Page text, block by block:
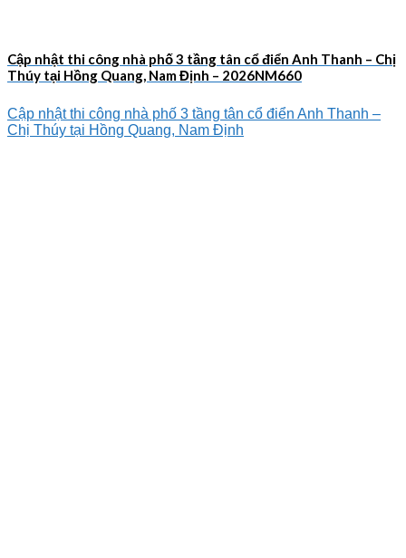
Cập nhật thi công nhà phố 3 tầng tân cổ điển Anh Thanh – Chị
Thúy tại Hồng Quang, Nam Định – 2026NM660
Cập nhật thi công nhà phố 3 tầng tân cổ điển Anh Thanh –
Chị Thúy tại Hồng Quang, Nam Định